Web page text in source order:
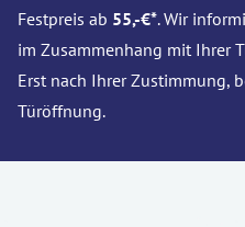
Festpreis ab 55,-€*. Wir
im Zusammenhang mit Ihrer
Erst nach Ihrer Zustimmung,
Türöffnung.